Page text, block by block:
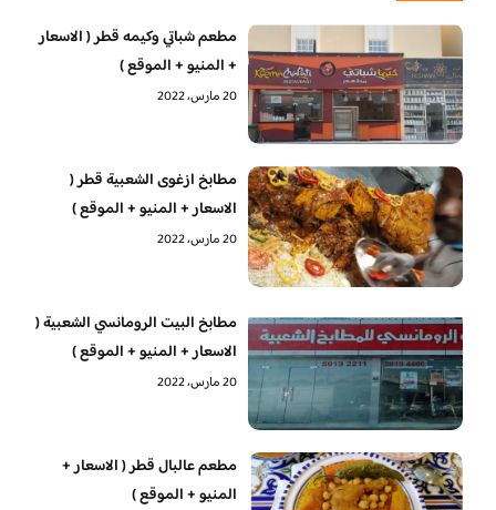
مطعم شباتي وكيمه قطر ( الاسعار
+ المنيو + الموقع )
20 مارس، 2022
مطابخ ازغوى الشعبية قطر (
الاسعار + المنيو + الموقع )
20 مارس، 2022
مطابخ البيت الرومانسي الشعبية (
الاسعار + المنيو + الموقع )
20 مارس، 2022
مطعم عالبال قطر ( الاسعار +
المنيو + الموقع )